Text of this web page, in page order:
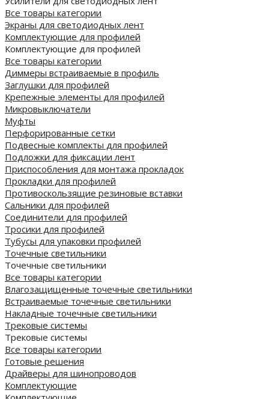
Все товары категории
Экраны для светодиодных лент
Комплектующие для профилей
Комплектующие для профилей
Все товары категории
Диммеры встраиваемые в профиль
Заглушки для профилей
Крепежные элементы для профилей
Микровыключатели
Муфты
Перфорированные сетки
Подвесные комплекты для профилей
Подложки для фиксации лент
Приспособления для монтажа прокладок
Прокладки для профилей
Противоскользящие резиновые вставки
Сальники для профилей
Соединители для профилей
Тросики для профилей
Тубусы для упаковки профилей
Точечные светильники
Точечные светильники
Все товары категории
Влагозащищенные точечные светильники
Встраиваемые точечные светильники
Накладные точечные светильники
Трековые системы
Трековые системы
Все товары категории
Готовые решения
Драйверы для шинопроводов
Комплектующие